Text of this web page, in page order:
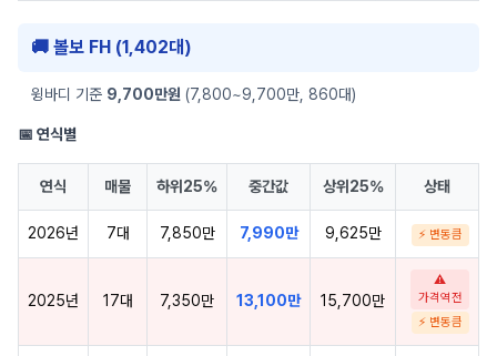
🚚 볼보 FH (1,402대)
윙바디 기준 9,700만원 (7,800~9,700만, 860대)
📅 연식별
연식 매물 하위25% 중간값 상위25% 상태
2026년 7대 7,850만 7,990만 9,625만 ⚡ 변동큼
2025년 17대 7,350만 13,100만 15,700만
⚠
가격역전
⚡ 변동큼